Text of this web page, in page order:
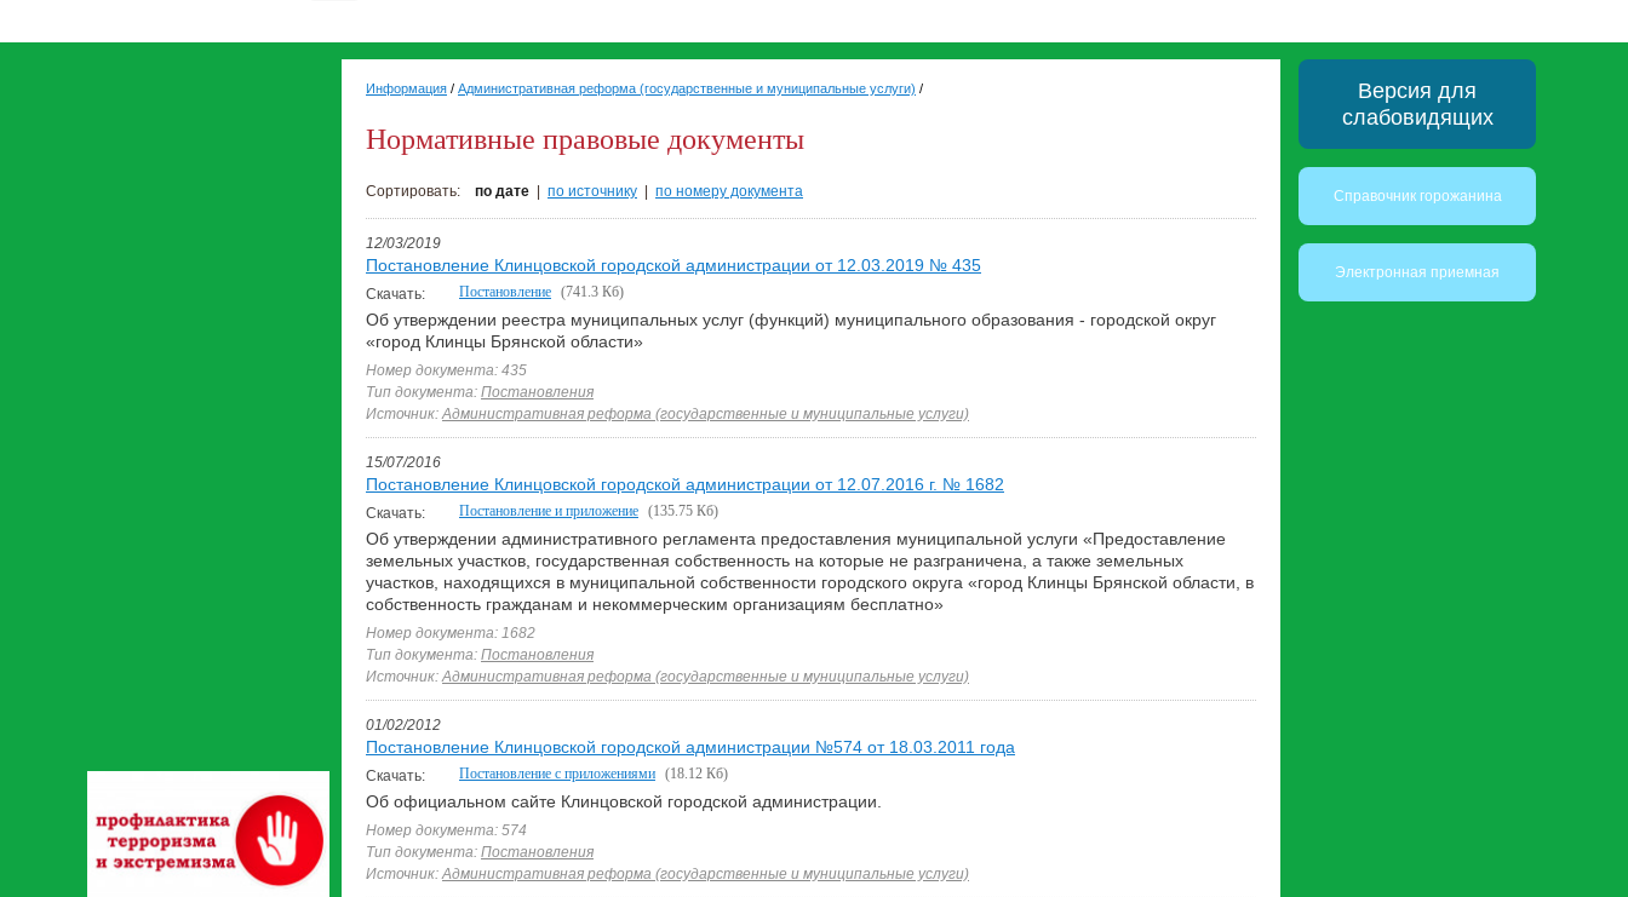
Информация / Административная реформа (государственные и муниципальные услуги) /
Нормативные правовые документы
Сортировать: по дате по источнику по номеру документа
12/03/2019
Постановление Клинцовской городской администрации от 12.03.2019 № 435
Скачать: Постановление (741.3 Кб)
Об утверждении реестра муниципальных услуг (функций) муниципального образования - городской округ
«город Клинцы Брянской области»
Номер документа: 435
Тип документа: Постановления
Источник:Административная реформа (государственные и муниципальные услуги)
15/07/2016
Постановление Клинцовской городской администрации от 12.07.2016 г. № 1682
Скачать: Постановление и приложение (135.75 Кб)
Об утверждении административного регламента предоставления муниципальной услуги «Предоставление
земельных участков, государственная собственность на которые не разграничена, а также земельных
участков, находящихся в муниципальной собственности городского округа «город Клинцы Брянской области, в
собственность гражданам и некоммерческим организациям бесплатно»
Номер документа: 1682
Тип документа: Постановления
Источник:Административная реформа (государственные и муниципальные услуги)
01/02/2012
Постановление Клинцовской городской администрации №574 от 18.03.2011 года
Скачать: Постановление с приложениями (18.12 Кб)
Об официальном сайте Клинцовской городской администрации.
Номер документа: 574
Тип документа: Постановления
Источник:Административная реформа (государственные и муниципальные услуги)
Версия для
слабовидящих
Справочник горожанина
Электронная приемная